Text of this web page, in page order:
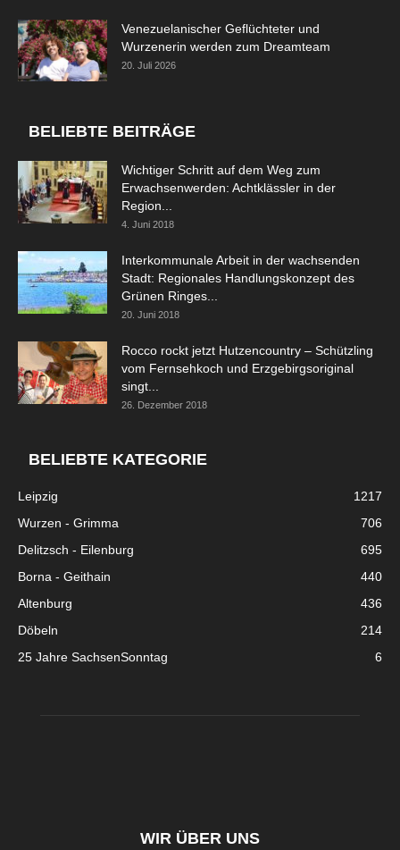
Venezuelanischer Geflüchteter und
Wurzenerin werden zum Dreamteam
20. Juli 2026
BELIEBTE BEITRÄGE
Wichtiger Schritt auf dem Weg zum
Erwachsenwerden: Achtklässler in der
Region...
4. Juni 2018
Interkommunale Arbeit in der wachsenden
Stadt: Regionales Handlungskonzept des
Grünen Ringes...
20. Juni 2018
Rocco rockt jetzt Hutzencountry – Schützling
vom Fernsehkoch und Erzgebirgsoriginal
singt...
26. Dezember 2018
BELIEBTE KATEGORIE
Leipzig
1217
Wurzen - Grimma
706
Delitzsch - Eilenburg
695
Borna - Geithain
440
Altenburg
436
Döbeln
214
25 Jahre SachsenSonntag
6
WIR ÜBER UNS